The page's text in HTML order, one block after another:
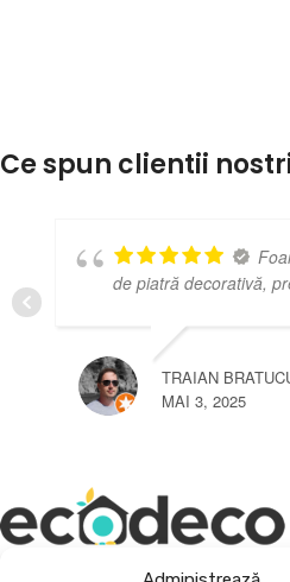
Ce spun clientii
de piatră decorativă,
TRAIAN
MAI 3, 2025